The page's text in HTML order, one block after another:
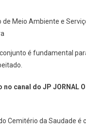
de Meio Ambiente e
é fundamental
canal do JP JORNAL O
Cemitério da Saudade